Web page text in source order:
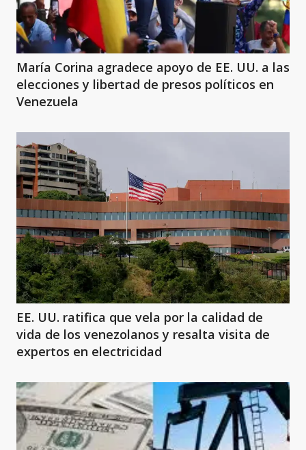
María Corina agradece apoyo de EE. UU. a las
elecciones y libertad de presos políticos en
Venezuela
EE. UU. ratifica que vela por la calidad de
vida de los venezolanos y resalta visita de
expertos en electricidad